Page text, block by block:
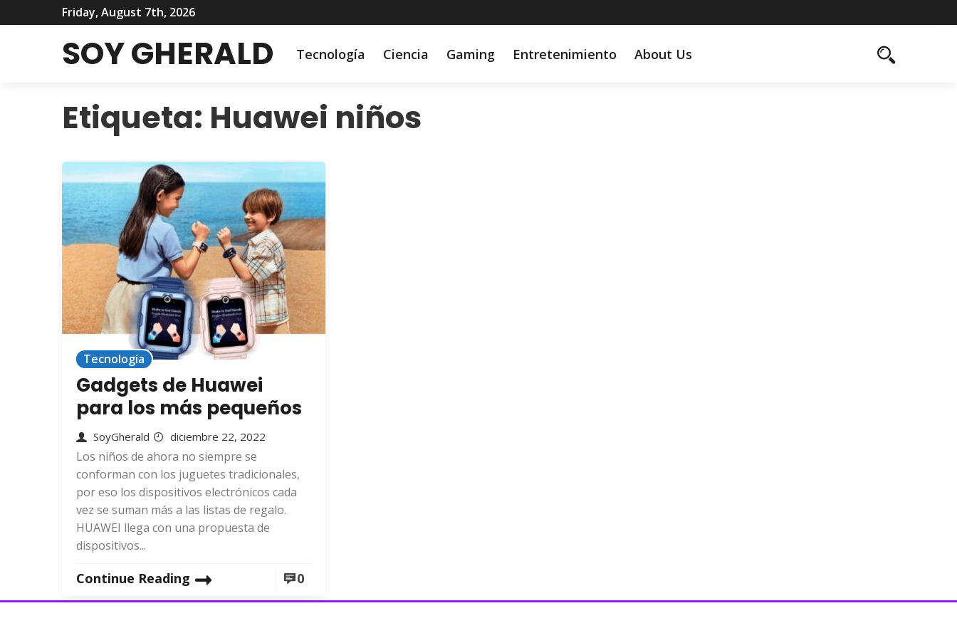
Friday, August 7th, 2026
SOY GHERALD Tecnología Ciencia Gaming Entretenimiento About Us
Etiqueta: Huawei niños
Tecnología
Gadgets de Huawei
para los más pequeños
SoyGherald diciembre 22, 2022
Los niños de ahora no siempre se
conforman con los juguetes tradicionales,
por eso los dispositivos electrónicos cada
vez se suman más a las listas de regalo.
HUAWEI llega con una propuesta de
dispositivos...
Continue Reading 0